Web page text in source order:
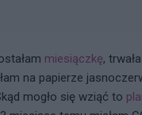
miesiączkę,
na papierze
mogło się wziąć to